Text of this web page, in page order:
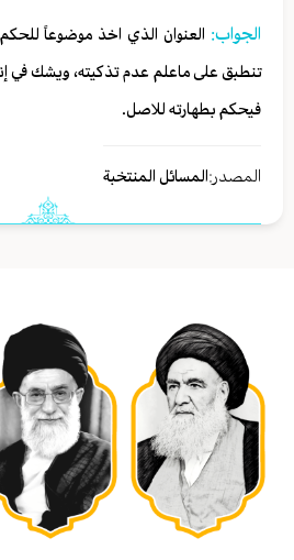
الجواب: العنوان الذي اخذ موضوعاً
تنطبق على ماعلم عدم تذكيته، ويشك في
فيحكم بطهارته للاصل.
المصدر:المسائل المنتخبة